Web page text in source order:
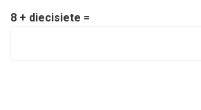
8 + diecisiete =